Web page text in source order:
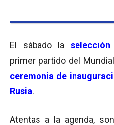
El sábado la selección
primer partido del
ceremonia de
Rusia.
Atentas a la agenda,